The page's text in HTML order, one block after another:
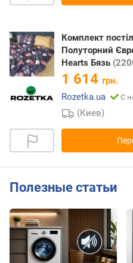
Комплект
Полуторний
Hearts Бязь
1 614 грн.
Rozetka.ua
С
(Киев)
Полезные статьи